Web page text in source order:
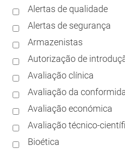
Alertas de qualidade
Alertas de segurança
Armazenistas
Autorização de
Avaliação clínica
Avaliação da
Avaliação económica
Avaliação técnico-
Bioética